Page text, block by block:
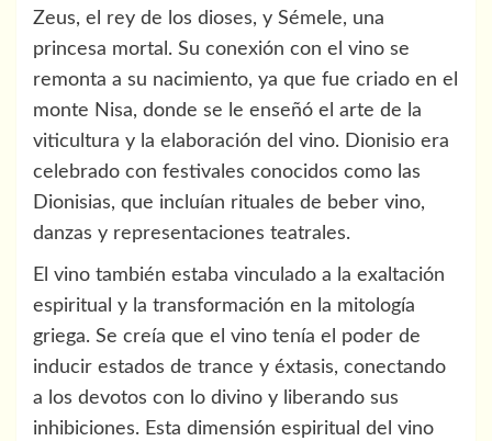
Zeus, el rey de los dioses, y Sémele, una
princesa mortal. Su conexión con el vino se
remonta a su nacimiento, ya que fue criado en el
monte Nisa, donde se le enseñó el arte de la
viticultura y la elaboración del vino. Dionisio era
celebrado con festivales conocidos como las
Dionisias, que incluían rituales de beber vino,
danzas y representaciones teatrales.
El vino también estaba vinculado a la exaltación
espiritual y la transformación en la mitología
griega. Se creía que el vino tenía el poder de
inducir estados de trance y éxtasis, conectando
a los devotos con lo divino y liberando sus
inhibiciones. Esta dimensión espiritual del vino